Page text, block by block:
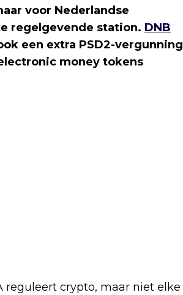
voor Nederlandse
regelgevende station. DNB
een extra PSD2-vergunning
money tokens
crypto, maar niet elke